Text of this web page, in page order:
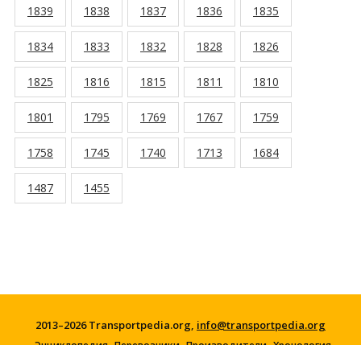
1839 1838 1837 1836 1835
1834 1833 1832 1828 1826
1825 1816 1815 1811 1810
1801 1795 1769 1767 1759
1758 1745 1740 1713 1684
1487 1455
2013–2026 Transportpedia.org, info@transportpedia.org